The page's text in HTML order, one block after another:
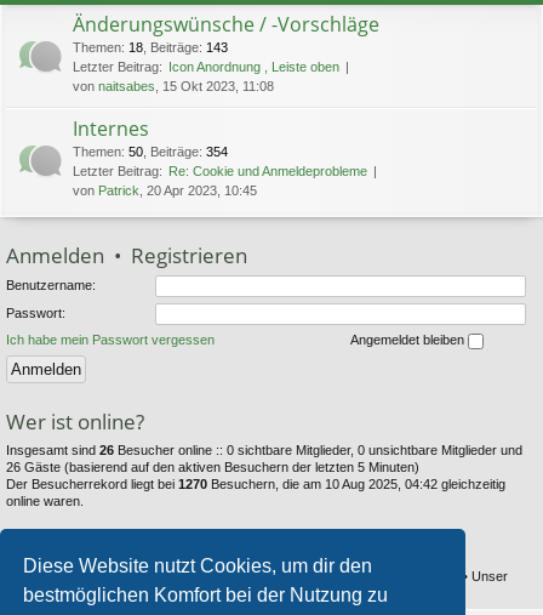
Diese Website nutzt Cookies, um dir den
bestmöglichen Komfort bei der Nutzung zu
Änderungswünsche / -Vorschläge
Themen: 18 Beiträge: 143
Letzter Beitrag: Icon Anordnung , Leiste oben
von naitsabes , 15 Okt 2023, 11:08
Internes
Themen: 50 Beiträge: 354
Letzter Beitrag: Re: Cookie und Anmeldeprobleme
von Patrick , 20 Apr 2023, 10:45
Anmelden • Registrieren
Benutzername:
Passwort:
Ich habe mein Passwort vergessen
Angemeldet bleiben
Wer ist online?
Insgesamt sind 26 Besucher online :: 0 sichtbare Mitglieder, 0 unsichtbare Mitglieder und
26 Gäste (basierend auf den aktiven Besuchern der letzten 5 Minuten)
Der Besucherrekord liegt bei 1270 Besuchern, die am 10 Aug 2025, 04:42 gleichzeitig
online waren.
Beiträge insgesamt6353 • Themen insgesamt 794• Mitglieder insgesamt
• Unser
neuestes Mitglied:Thestray